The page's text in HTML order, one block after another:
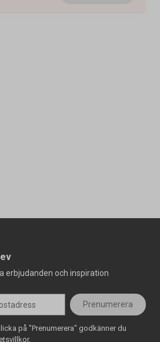
erbjudanden och inspiration
Prenumerera
på "Prenumerera" godkänner du